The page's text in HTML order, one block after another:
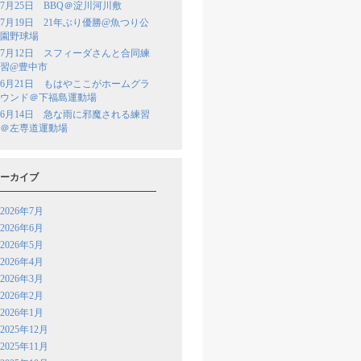
7月25日 BBQ＠淀川河川敷
7月19日 21年ぶり優勝@魚つり公
園野球場
7月12日 スフィーダさんと合同練
習@豊中市
6月21日 もはやここがホームグラ
ウンド＠下福島運動場
6月14日 急な雨に邪魔される練習
＠左専道運動場
カイブ
2026年7月
2026年6月
2026年5月
2026年4月
2026年3月
2026年2月
2026年1月
2025年12月
2025年11月